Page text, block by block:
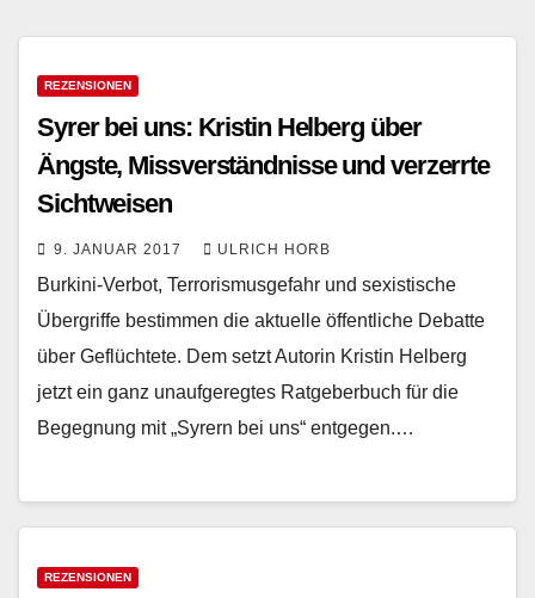
REZENSIONEN
Syrer bei uns: Kristin Helberg über
Ängste, Missverständnisse und verzerrte
Sichtweisen
9. JANUAR 2017 ULRICH HORB
Burkini-Verbot, Terrorismusgefahr und sexistische
Übergriffe bestimmen die aktuelle öffentliche Debatte
über Geflüchtete. Dem setzt Autorin Kristin Helberg
jetzt ein ganz unaufgeregtes Ratgeberbuch für die
Begegnung mit „Syrern bei uns“ entgegen.…
REZENSIONEN